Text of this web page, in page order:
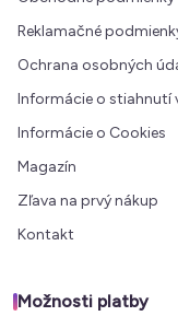
Reklamačné
Ochrana osobných
Informácie o stiahnutí
Informácie o Cookies
Magazín
Zľava na prvý nákup
Kontakt
Možnosti platby